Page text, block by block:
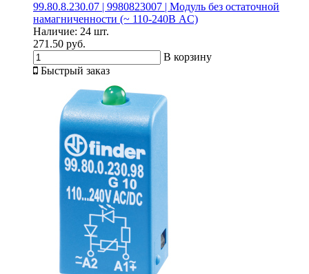
99.80.8.230.07 | 9980823007 | Модуль без остаточной
намагниченности (~ 110-240В AC)
Наличие: 24 шт.
271.50 руб.
В корзину
Быстрый заказ